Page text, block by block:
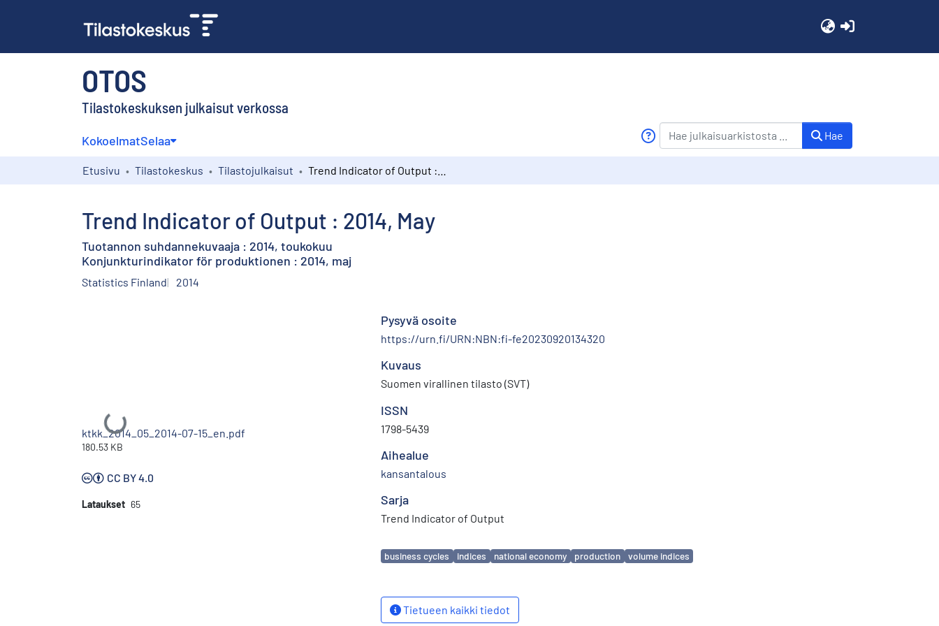
OTOS
Tilastokeskuksen julkaisut verkossa
KokoelmatSelaa Hae
Etusivu Tilastokeskus Tilastojulkaisut
Trend Indicator of Output : 2014, May
Tuotannon suhdannekuvaaja : 2014, toukokuu
Konjunkturindikator för produktionen : 2014, maj
Statistics Finland 2014
Ladataan...
ktkk_2014_05_2014-07-15_en.pdf
180.53 KB
CC BY 4.0
Lataukset 65
Pysyvä osoite
https://urn.fi/URN:NBN:fi-fe20230920134320
Kuvaus
Suomen virallinen tilasto (SVT)
ISSN
1798-5439
Aihealue
kansantalous
Sarja
Trend Indicator of Output
Avainsanat
business cycles indices national economy production volume indices
Tietueen kaikki tiedot